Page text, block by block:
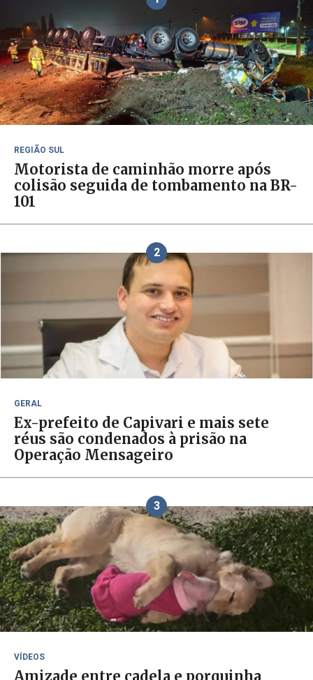
REGIÃO SUL
Motorista de caminhão morre após
colisão seguida de tombamento na BR-
101
2
GERAL
Ex-prefeito de Capivari e mais sete
réus são condenados à prisão na
Operação Mensageiro
3
VÍDEOS
Amizade entre cadela e porquinha